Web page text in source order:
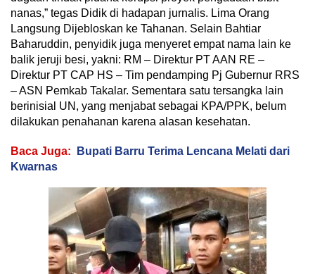
nanas,” tegas Didik di hadapan jurnalis. Lima Orang
Langsung Dijebloskan ke Tahanan. Selain Bahtiar
Baharuddin, penyidik juga menyeret empat nama lain ke
balik jeruji besi, yakni: RM – Direktur PT AAN RE –
Direktur PT CAP HS – Tim pendamping Pj Gubernur RRS
– ASN Pemkab Takalar. Sementara satu tersangka lain
berinisial UN, yang menjabat sebagai KPA/PPK, belum
dilakukan penahanan karena alasan kesehatan.
Baca Juga:
Bupati Barru Terima Lencana Melati dari
Kwarnas